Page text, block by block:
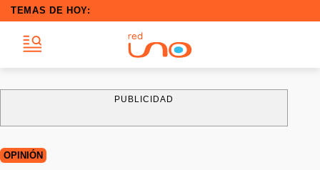
TEMAS DE HOY:
PUBLICIDAD
OPINIÓN